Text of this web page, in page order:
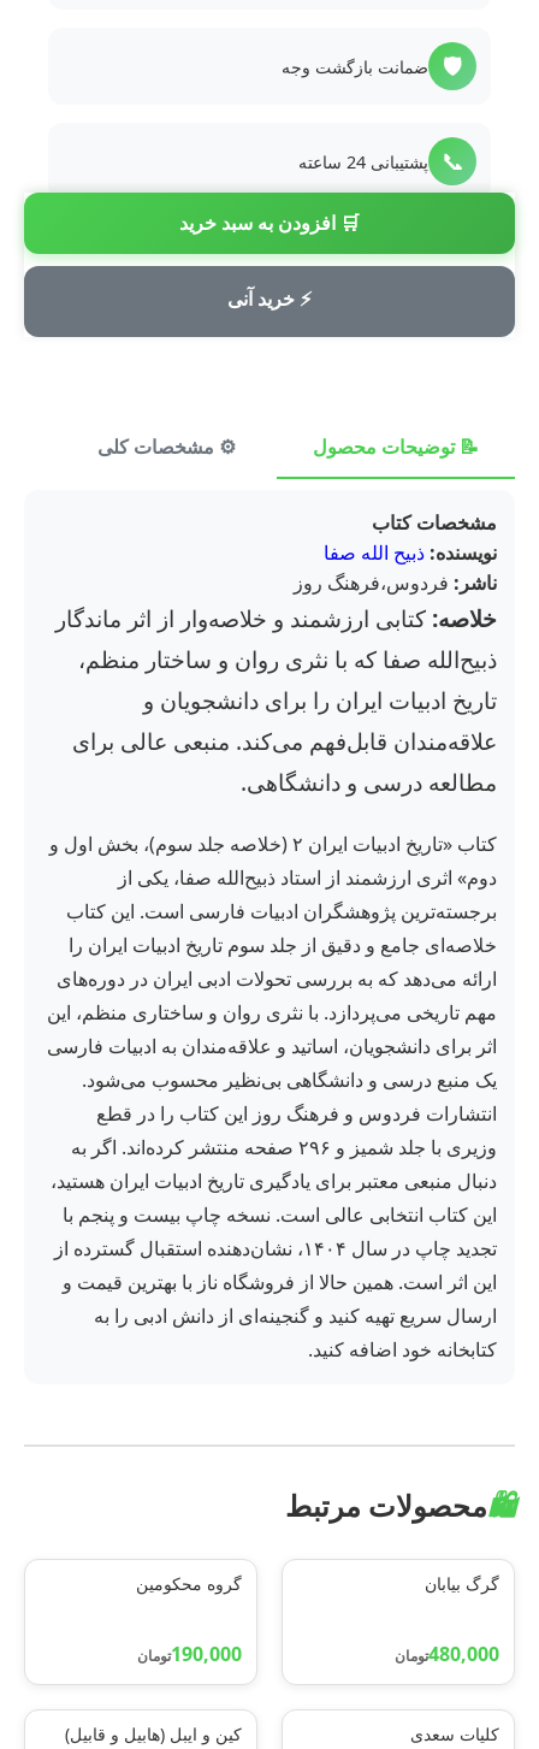
🛒 افزودن به سبد خرید
⚡ خرید آنی
🛡️ ضمانت بازگشت وجه
📞 پشتیبانی 24 ساعته
💳 پرداخت امن
📝 توضیحات محصول ⚙️ مشخصات کلی
مشخصات کتاب
نویسنده: ذبیح الله صفا
ناشر: فردوس،فرهنگ روز
خلاصه: کتابی ارزشمند و خلاصه‌وار از اثر ماندگار
ذبیح‌الله صفا که با نثری روان و ساختار منظم،
تاریخ ادبیات ایران را برای دانشجویان و
علاقه‌مندان قابل‌فهم می‌کند. منبعی عالی برای
مطالعه درسی و دانشگاهی.
کتاب «تاریخ ادبیات ایران ۲ (خلاصه جلد سوم)، بخش اول و
دوم» اثری ارزشمند از استاد ذبیح‌الله صفا، یکی از
برجسته‌ترین پژوهشگران ادبیات فارسی است. این کتاب
خلاصه‌ای جامع و دقیق از جلد سوم تاریخ ادبیات ایران را
ارائه می‌دهد که به بررسی تحولات ادبی ایران در دوره‌های
مهم تاریخی می‌پردازد. با نثری روان و ساختاری منظم، این
اثر برای دانشجویان، اساتید و علاقه‌مندان به ادبیات فارسی
یک منبع درسی و دانشگاهی بی‌نظیر محسوب می‌شود.
انتشارات فردوس و فرهنگ روز این کتاب را در قطع
وزیری با جلد شمیز و ۲۹۶ صفحه منتشر کرده‌اند. اگر به
دنبال منبعی معتبر برای یادگیری تاریخ ادبیات ایران هستید،
این کتاب انتخابی عالی است. نسخه چاپ بیست و پنجم با
تجدید چاپ در سال ۱۴۰۴، نشان‌دهنده استقبال گسترده از
این اثر است. همین حالا از فروشگاه ناز با بهترین قیمت و
ارسال سریع تهیه کنید و گنجینه‌ای از دانش ادبی را به
کتابخانه خود اضافه کنید.
🛍️محصولات مرتبط
گرگ بیابان
480,000تومان
گروه محکومین
190,000تومان
کلیات سعدی کین و ایبل (هابیل و قابیل)